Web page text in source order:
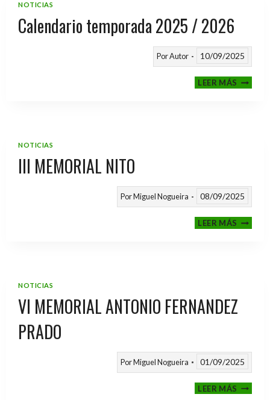
NOTICIAS
Calendario temporada 2025 / 2026
PorAutor 10/09/2025
LEER MÁS
NOTICIAS
III MEMORIAL NITO
PorMiguel Nogueira 08/09/2025
LEER MÁSIII
NOTICIAS
VI MEMORIAL ANTONIO FERNANDEZ
PRADO
PorMiguel Nogueira 01/09/2025
LEER MÁSVI